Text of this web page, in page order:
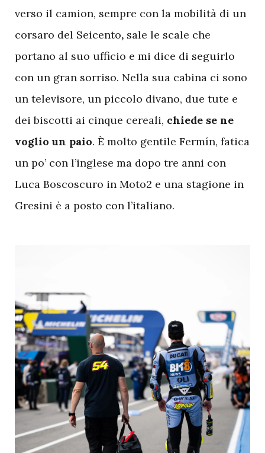
verso il camion, sempre con la mobilità di un
corsaro del Seicento, sale le scale che
portano al suo ufficio e mi dice di seguirlo
con un gran sorriso. Nella sua cabina ci sono
un televisore, un piccolo divano, due tute e
dei biscotti ai cinque cereali, chiede se ne
voglio un paio. È molto gentile Fermín, fatica
un po’ con l’inglese ma dopo tre anni con
Luca Boscoscuro in Moto2 e una stagione in
Gresini è a posto con l’italiano.